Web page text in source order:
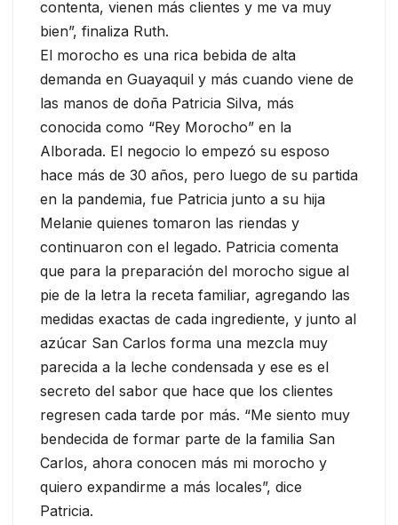
contenta, vienen más clientes y me va muy
bien”, finaliza Ruth.
El morocho es una rica bebida de alta
demanda en Guayaquil y más cuando viene de
las manos de doña Patricia Silva, más
conocida como “Rey Morocho” en la
Alborada. El negocio lo empezó su esposo
hace más de 30 años, pero luego de su partida
en la pandemia, fue Patricia junto a su hija
Melanie quienes tomaron las riendas y
continuaron con el legado. Patricia comenta
que para la preparación del morocho sigue al
pie de la letra la receta familiar, agregando las
medidas exactas de cada ingrediente, y junto al
azúcar San Carlos forma una mezcla muy
parecida a la leche condensada y ese es el
secreto del sabor que hace que los clientes
regresen cada tarde por más. “Me siento muy
bendecida de formar parte de la familia San
Carlos, ahora conocen más mi morocho y
quiero expandirme a más locales”, dice
Patricia.